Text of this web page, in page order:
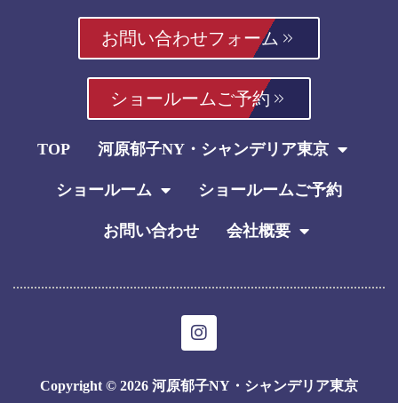
お問い合わせフォーム
ショールームご予約
TOP 河原郁子NY・シャンデリア東京
ショールーム ショールームご予約
お問い合わせ 会社概要
I
n
t
a
Copyright © 2026 河原郁子NY・シャンデリア東京